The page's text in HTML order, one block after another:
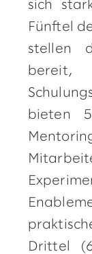
sich
Fünftel
stellen
bieten
Drittel